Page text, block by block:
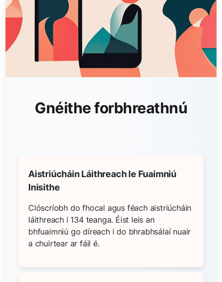
Gnéithe forbhreathnú
Aistriúcháin Láithreach le Fuaimniú
Inisithe
Clóscríobh do fhocal agus féach aistriúcháin
láithreach i 134 teanga. Éist leis an
bhfuaimniú go díreach i do bhrabhsálaí nuair
a chuirtear ar fáil é.